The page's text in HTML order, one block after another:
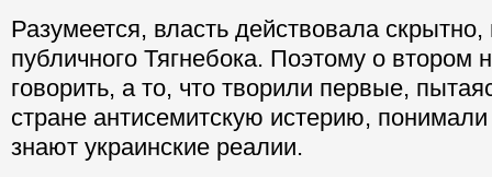
Разумеется, власть действовала скрытно,
публичного Тягнебока. Поэтому о втором
говорить, а то, что творили первые,
стране антисемитскую истерию, понимали
знают украинские реалии.